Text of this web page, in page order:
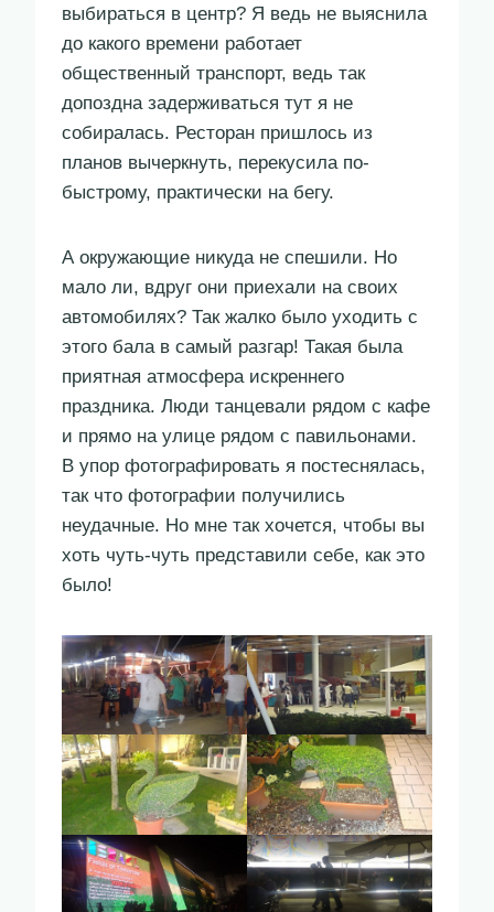
выбираться в центр? Я ведь не выяснила
до какого времени работает
общественный транспорт, ведь так
допоздна задерживаться тут я не
собиралась. Ресторан пришлось из
планов вычеркнуть, перекусила по-
быстрому, практически на бегу.
А окружающие никуда не спешили. Но
мало ли, вдруг они приехали на своих
автомобилях? Так жалко было уходить с
этого бала в самый разгар! Такая была
приятная атмосфера искреннего
праздника. Люди танцевали рядом с кафе
и прямо на улице рядом с павильонами.
В упор фотографировать я постеснялась,
так что фотографии получились
неудачные. Но мне так хочется, чтобы вы
хоть чуть-чуть представили себе, как это
было!